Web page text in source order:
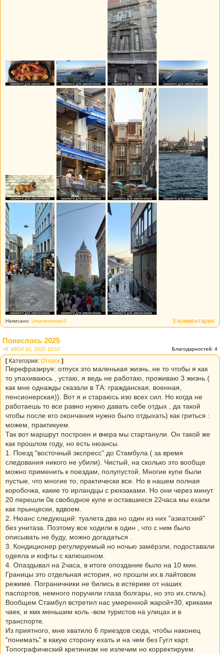
3 комментария
Написано: Umaneturman3
Понеслось 2025
Благодарностей: 4
ЧТ ИЮЛ 10, 2025 10:57
[ Категории: Отпуск ]
Перефразируя: отпуск это маленькая жизнь..не то чтобы я как
то упахиваюсь , устаю, я ведь не работаю, проживаю 3 жизнь (
как мне однажды сказали в ТА: гражданская, военная,
пенсионерская)). Вот я и стараюсь изо всех сил. Но когда не
работаешь то все равно нужно давать себе отдых , да такой
чтобы после его окончания нужно было отдыхать) как гриться :
можем, практикуем.
Так вот маршрут построен и вчера мы стартанули. Он такой же
как прошлом году, но есть нюансы.
1. Поезд "восточный экспресс" до Стамбула ( за время
следования никого не убили). Чистый, на сколько это вообще
можно применить к поездам, полупустой. Многие купе были
пустые, что многие то, практически все. Но в нашем полная
коробочка, какие то ирландцы с рюкзаками. Но они через минут
20 перешли 0в свободное купе и оставшиеся 22часа мы ехали
как прынцески, вдвоем.
2. Нюанс следующий: туалета два но один из них "азиатский"
без унитаза. Поэтому все ходили в один , что с ним было
описывать не буду, можно догадаться .
3. Кондиционер регулируемый но ночью замёрзли, подоставали
одеяла и кофты с капюшоном.
4. Опаздывал на 2часа, в итоге опоздание было на 10 мин.
Границы это отдельная история, но прошли их.в лайтовом
режиме. Пограничники не бились в истерике от наших
паспортов, немного поручили глаза болгары, но это их.стиль).
Вообщем Стамбул встретил нас умеренной жарой+30, криками
чаек, и кмк меньшим коль -вом туристов на улицах и в
транспорте.
Из приятного, мне хватило 6 приездов сюда, чтобы наконец
"понимать" в какую сторону ехать и на чем без Гугл карт.
Топографический кретинизм не излечим но корректируем.